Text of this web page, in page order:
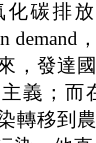
化碳排
demand
，發達
義；而
轉移到